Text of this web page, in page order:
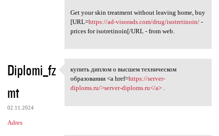
Get your skin treatment without leaving home, buy
[URL=https://ad-visorads.com/drug/isotretinoin/-
prices for isotretinoin[/URL - from web.
Diplomi_fz
mt
02.11.2024
Adres
купить диплом о высшем
купить диплом о высшем техническом
образовании <a href=https://server-
diploms.ru/>server-diploms.ru</a>.